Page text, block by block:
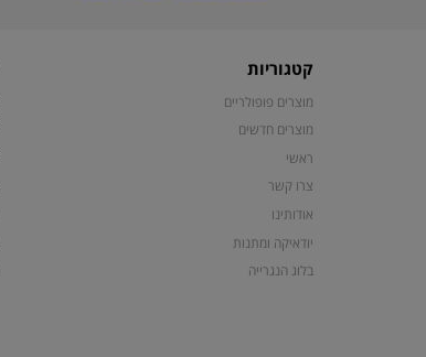
קטגוריות
מוצרים פופולריים
מוצרים חדשים
ראשי
צרו קשר
אודותינו
יודאיקה ומתנות
בלוג הנגרייה